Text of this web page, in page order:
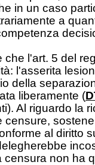
in un caso
a
che l'art. 5 del
l'asserita
della
liberamente (
Al riguardo la
censure,
al diritto
non ha